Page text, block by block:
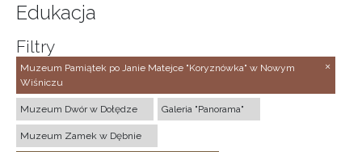
Edukacja
Filtry
Muzeum Pamiątek po Janie Matejce "Koryznówka" w Nowym
Wiśniczu
Muzeum Dwór w Dołędze Galeria "Panorama"
Muzeum Zamek w Dębnie